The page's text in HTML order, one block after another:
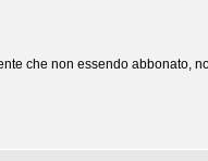
che non essendo abbonato,